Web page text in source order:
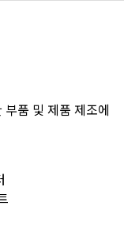
품 및 제품 제조에